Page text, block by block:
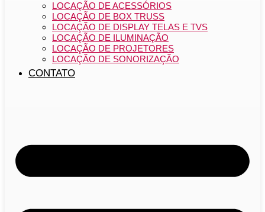
LOCAÇÃO DE ACESSÓRIOS
LOCAÇÃO DE BOX TRUSS
LOCAÇÃO DE DISPLAY TELAS E TVS
LOCAÇÃO DE ILUMINAÇÃO
LOCAÇÃO DE PROJETORES
LOCAÇÃO DE SONORIZAÇÃO
CONTATO